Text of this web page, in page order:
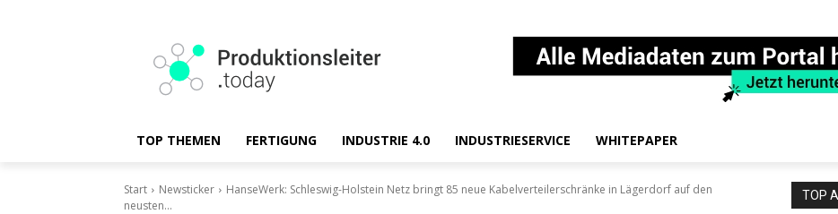
TOP THEMEN FERTIGUNG INDUSTRIE 4.0 INDUSTRIESERVICE WHITEPAPER
Start Newsticker
HanseWerk: Schleswig-Holstein Netz bringt 85 neue Kabelverteilerschränke in Lägerdorf auf den
neusten...
TOP